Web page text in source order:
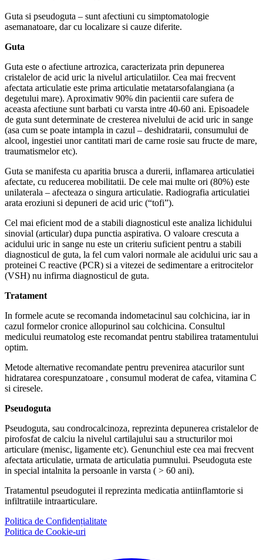
Guta si pseudoguta – sunt afectiuni cu simptomatologie
asemanatoare, dar cu localizare si cauze diferite.
Guta
Guta este o afectiune artrozica, caracterizata prin depunerea
cristalelor de acid uric la nivelul articulatiilor. Cea mai frecvent
afectata articulatie este prima articulatie metatarsofalangiana (a
degetului mare). Aproximativ 90% din pacientii care sufera de
aceasta afectiune sunt barbati cu varsta intre 40-60 ani. Episoadele
de guta sunt determinate de cresterea nivelului de acid uric in sange
(asa cum se poate intampla in cazul – deshidratarii, consumului de
alcool, ingestiei unor cantitati mari de carne rosie sau fructe de mare,
traumatismelor etc).
Guta se manifesta cu aparitia brusca a durerii, inflamarea articulatiei
afectate, cu reducerea mobilitatii. De cele mai multe ori (80%) este
unilaterala – afecteaza o singura articulatie. Radiografia articulatiei
arata eroziuni si depuneri de acid uric (“tofi”).
Cel mai eficient mod de a stabili diagnosticul este analiza lichidului
sinovial (articular) dupa punctia aspirativa. O valoare crescuta a
acidului uric in sange nu este un criteriu suficient pentru a stabili
diagnosticul de guta, la fel cum valori normale ale acidului uric sau a
proteinei C reactive (PCR) si a vitezei de sedimentare a eritrocitelor
(VSH) nu infirma diagnosticul de guta.
Tratament
In formele acute se recomanda indometacinul sau colchicina, iar in
cazul formelor cronice allopurinol sau colchicina. Consultul
medicului reumatolog este recomandat pentru stabilirea tratamentului
optim.
Metode alternative recomandate pentru prevenirea atacurilor sunt
hidratarea corespunzatoare , consumul moderat de cafea, vitamina C
si ciresele.
Pseudoguta
Pseudoguta, sau condrocalcinoza, reprezinta depunerea cristalelor de
pirofosfat de calciu la nivelul cartilajului sau a structurilor moi
articulare (menisc, ligamente etc). Genunchiul este cea mai frecvent
afectata articulatie, urmata de articulatia pumnului. Pseudoguta este
in special intalnita la persoanle in varsta ( > 60 ani).
Tratamentul pseudogutei il reprezinta medicatia antiinflamtorie si
infiltratiile intraarticulare.
Politica de Confidențialitate
Politica de Cookie-uri